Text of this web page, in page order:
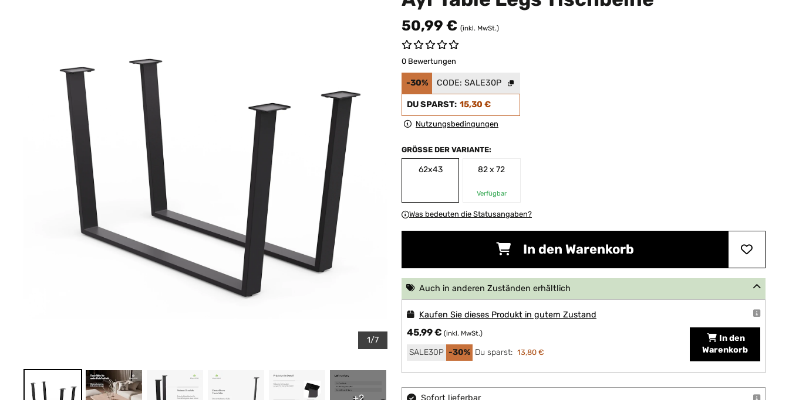
1/7
50,99 € (inkl. MwSt.)
0 Bewertungen
-30% CODE: SALE30P
DU SPARST: 15,30 €
Nutzungsbedingungen
GRÖSSE DER VARIANTE:
62x43 82 x 72
Verfügbar
Was bedeuten die Statusangaben?
In den Warenkorb
Auch in anderen Zuständen erhältlich
Kaufen Sie dieses Produkt in gutem Zustand
45,99 € (inkl. MwSt.)
SALE30P -30% Du sparst: 13,80 €
In den
Warenkorb
Sofort lieferbar